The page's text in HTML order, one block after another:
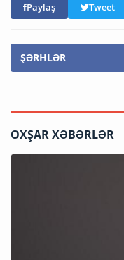
Paylaş Tweet
ŞƏRHLƏR
OXŞAR XƏBƏRLƏR